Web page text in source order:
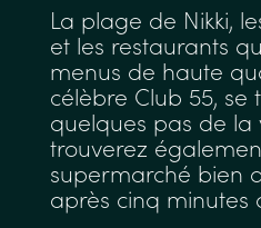
La plage de Nikki,
et les restaurants
menus de haute
célèbre Club 55, se
quelques pas de la
trouverez
supermarché bien
après cinq minutes